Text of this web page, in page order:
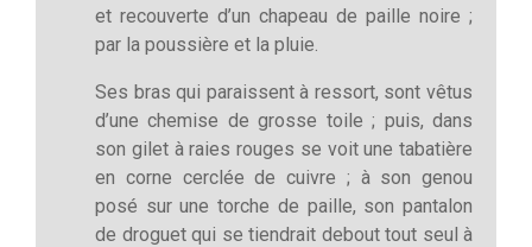
et recouverte d’un chapeau de paille noire ;
par la poussière et la pluie.
Ses bras qui paraissent à ressort, sont vêtus
d’une chemise de grosse toile ; puis, dans
son gilet à raies rouges se voit une tabatière
en corne cerclée de cuivre ; à son genou
posé sur une torche de paille, son pantalon
de droguet qui se tiendrait debout tout seul à